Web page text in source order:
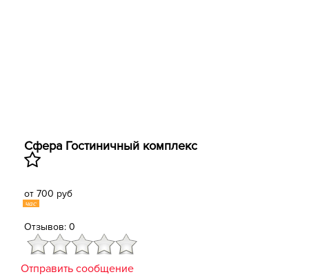
Сфера ​Гостиничный комплекс
от 700 руб
час
Отзывов: 0
Отправить сообщение